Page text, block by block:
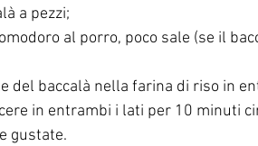
a pezzi;
al porro, poco sale (se il
del baccalà nella farina di riso in
in entrambi i lati per 10 minuti
gustate.